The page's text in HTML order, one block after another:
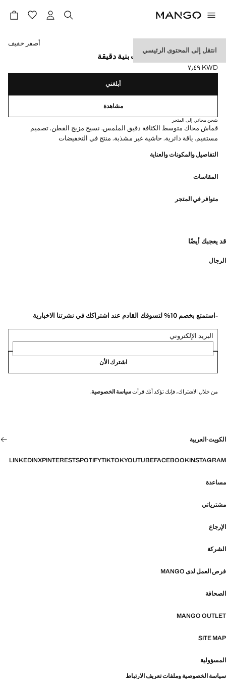
انتقل إلى المحتوى الرئيسي
سترة متوسطة الحياكة ذات بنية دقيقة
السعر الحالي [KWD ٧٫٤٩ ]
KWD ٧٫٤٩
حدد اللون
أصفر خفيف
أبلغني
مشاهدة
شحن مجاني إلى المتجر
قماش محاك متوسط الكثافة دقيق الملمس. نسيج مزيج القطن. تصميم
مستقيم. ياقة دائرية. حاشية غير مشذبة. منتج في التخفيضات
التفاصيل والمكونات والعناية
المقاسات
متوافر في المتجر
قد يعجبك أيضًا
الرجال
-استمتع بخصم 10% لتسوقك القادم عند اشتراكك في نشرتنا الاخبارية
البريد الإلكتروني
اشترك الأن
من خلال الاشتراك، فإنك تؤكد أنك قرأتسياسة الخصوصية.
الكويت·العربية
INSTAGRAM
FACEBOOK
YOUTUBE
TIKTOK
SPOTIFY
PINTEREST
X
LINKEDIN
مساعدة
مشترياتي
الإرجاع
الشركة
فرص العمل لدى MANGO
الصحافة
MANGO OUTLET
SITE MAP
المسؤولية
سياسة الخصوصية وملفات تعريف الارتباط